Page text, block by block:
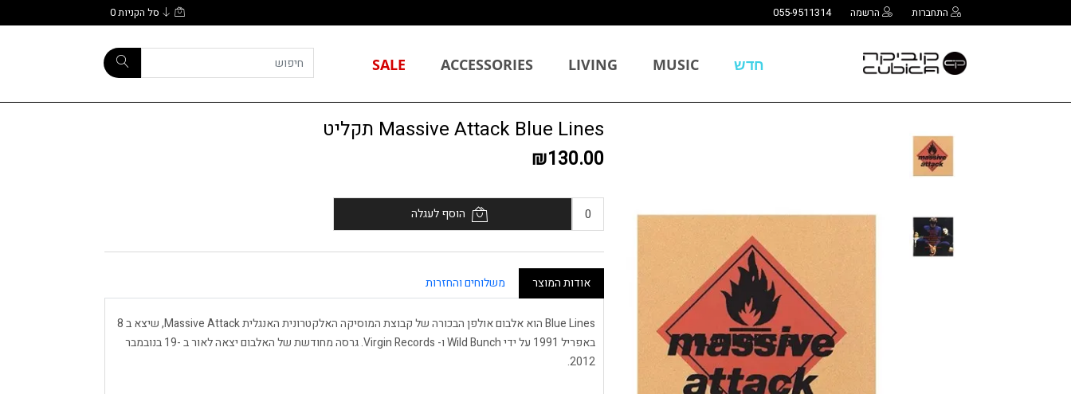
התחברות הרשמה 055-9511314 סל הקניות0
חדש MUSIC
LIVING
ACCESSORIES
SALE
Massive Attack Blue Lines תקליט
₪130.00
הוסף לעגלה
אודות המוצר משלוחים והחזרות
Blue Lines הוא אלבום אולפן הבכורה של קבוצת המוסיקה האלקטרונית האנגלית Massive Attack, שיצא ב 8
באפריל 1991 על ידי Wild Bunch ו- Virgin Records. גרסה מחודשת של האלבום יצאה לאור ב -19 בנובמבר
2012.